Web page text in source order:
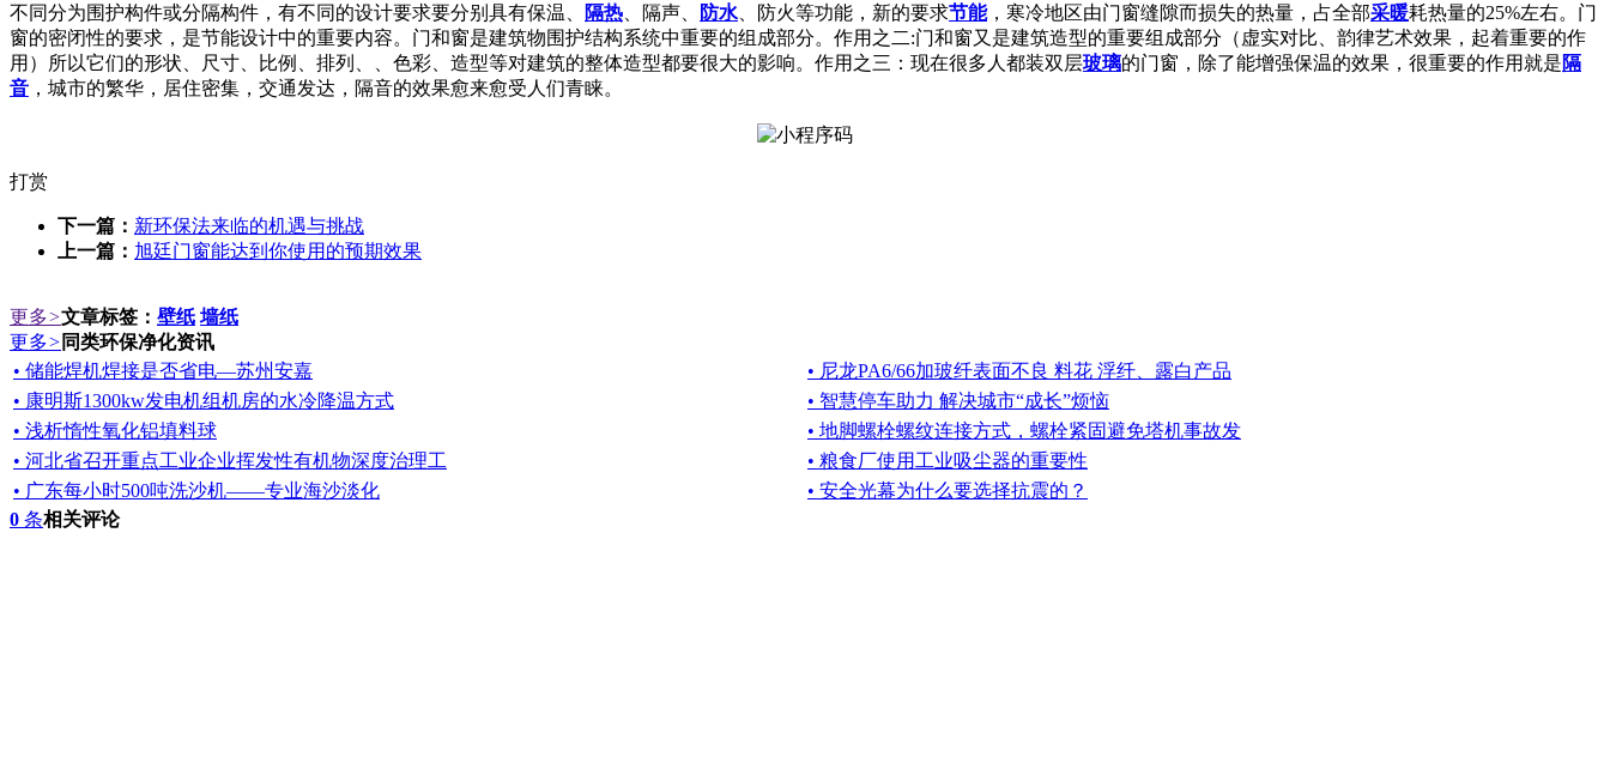
不同分为围护构件或分隔构件，有不同的设计要求要分别具有保温、
隔热 、隔声、 防水 、防火等功能，新的要求节能，寒冷地区由门窗缝隙而损失的热量，占全部采暖耗热量的25%左右。门
窗的密闭性的要求，是节能设计中的重要内容。门和窗是建筑物围护结构系统中重要的组成部分。作用之二:门和窗又是建筑造型的重要组成部分（虚实对比、韵律艺术效果，起着重要的作
用）所以它们的形状、尺寸、比例、排列、、色彩、造型等对建筑的整体造型都要很大的影响。作用之三：现在很多人都装双层玻璃的门窗，除了能增强保温的效果，很重要的作用就是隔
音 ，城市的繁华，居住密集，交通发达，隔音的效果愈来愈受人们青睐。
打赏
下一篇： 新环保法来临的机遇与挑战
上一篇： 旭廷门窗能达到你使用的预期效果
更多>文章标签： 壁纸 墙纸
更多> 同类环保净化资讯
• 储能焊机焊接是否省电—苏州安嘉
• 尼龙PA6/66加玻纤表面不良 料花 浮纤、露白产品
• 康明斯1300kw发电机组机房的水冷降温方式
• 智慧停车助力 解决城市“成长”烦恼
• 浅析惰性氧化铝填料球
• 地脚螺栓螺纹连接方式，螺栓紧固避免塔机事故发
• 河北省召开重点工业企业挥发性有机物深度治理工
• 粮食厂使用工业吸尘器的重要性
• 广东每小时500吨洗沙机——专业海沙淡化
• 安全光幕为什么要选择抗震的？
0 条相关评论